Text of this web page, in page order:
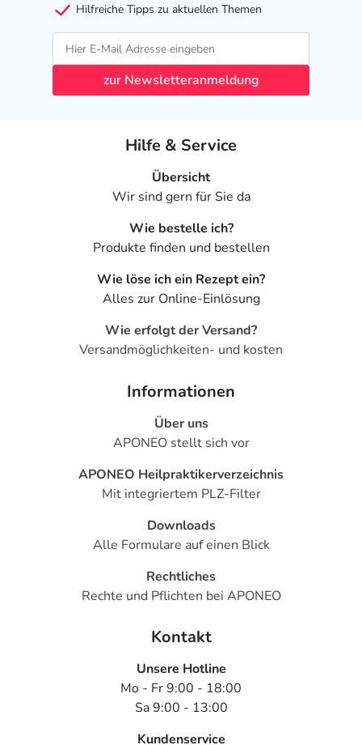
Hilfreiche Tipps zu aktuellen Themen
zur Newsletteranmeldung
Hilfe & Service
Übersicht
Wir sind gern für Sie da
Wie bestelle ich?
Produkte finden und bestellen
Wie löse ich ein Rezept ein?
Alles zur Online-Einlösung
Wie erfolgt der Versand?
Versandmöglichkeiten- und kosten
Informationen
Über uns
APONEO stellt sich vor
APONEO Heilpraktikerverzeichnis
Mit integriertem PLZ-Filter
Downloads
Alle Formulare auf einen Blick
Rechtliches
Rechte und Pflichten bei APONEO
Kontakt
Unsere Hotline
Mo - Fr 9:00 - 18:00
Sa 9:00 - 13:00
Kundenservice